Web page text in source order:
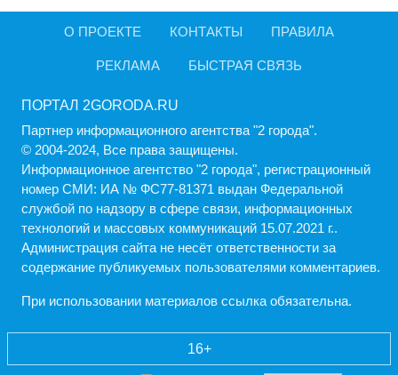
О ПРОЕКТЕ КОНТАКТЫ ПРАВИЛА
РЕКЛАМА БЫСТРАЯ СВЯЗЬ
ПОРТАЛ 2GORODA.RU
Партнер информационного агентства "2 города".
© 2004-2024, Все права защищены.
Информационное агентство "2 города", регистрационный
номер СМИ: ИА № ФС77-81371 выдан Федеральной
службой по надзору в сфере связи, информационных
технологий и массовых коммуникаций 15.07.2021 г..
Администрация cайта не несёт ответственности за
содержание публикуемых пользователями комментариев.
При использовании материалов ссылка обязательна.
16+